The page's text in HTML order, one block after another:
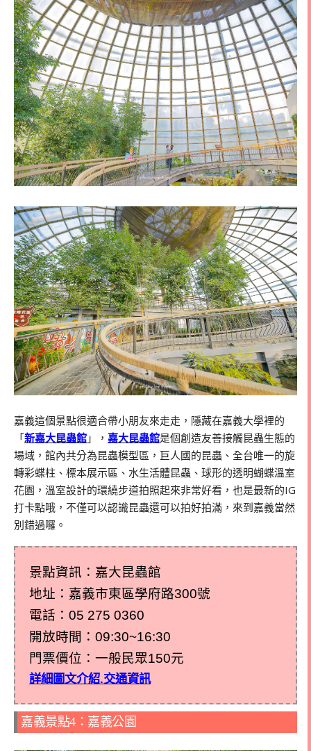
嘉義這個景點很適合帶小朋友來走走，隱藏在嘉義大學裡的
「新嘉大昆蟲館 」， 嘉大昆蟲館是個創造友善接觸昆蟲生態的
場域，館內共分為昆蟲模型區，巨人國的昆蟲、全台唯一的旋
轉彩蝶柱、標本展示區、水生活體昆蟲、球形的透明蝴蝶溫室
花園，溫室設計的環繞步道拍照起來非常好看，也是最新的IG
打卡點哦，不僅可以認識昆蟲還可以拍好拍滿，來到嘉義當然
別錯過囉。
景點資訊：嘉大昆蟲館
地址：嘉義市東區學府路300號
電話： 05 275 0360
開放時間：09:30~16:30
門票價位：一般民眾150元
詳細圖文介紹.交通資訊
嘉義景點4：嘉義公園